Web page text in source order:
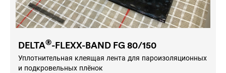
DELTA®-FLEXX-BAND FG 80/150
Уплотнительная клеящая лента для пароизоляционных
и подкровельных плёнок